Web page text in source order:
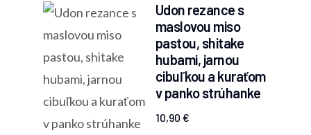
Udon rezance s
maslovou miso
pastou, shitake
hubami, jarnou
cibuľkou a kuraťom
v panko strúhanke
10,90 €